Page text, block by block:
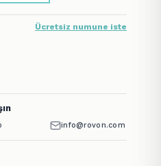
Ücretsiz numune iste
info@rovon.com